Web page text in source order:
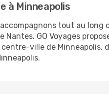
à Minneapolis
tout au long
GO Voyages
ville de